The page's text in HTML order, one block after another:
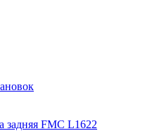
задняя FMC L1622